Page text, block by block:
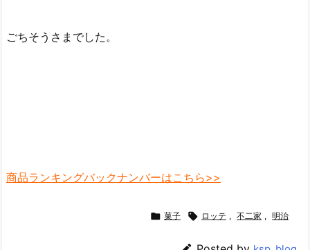
ごちそうさまでした。
商品ランキングバックナンバーはこちら>>
 菓子  ロッテ , 不二家 , 明治